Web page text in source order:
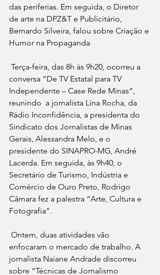
das periferias. Em seguida, o Diretor
de arte na DPZ&T e Publicitário,
Bernardo Silveira, falou sobre Criação e
Humor na Propaganda
conversa “De TV Estatal para TV
Independente – Case Rede Minas”,
reunindo  a jornalista Lina Rocha, da
Rádio Inconfidência, a presidenta do
Sindicato dos Jornalistas de Minas
Gerais, Alessandra Melo, e o
presidente do SINAPRO-MG, André
Lacerda. Em seguida, às 9h40, o
Secretário de Turismo, Indústria e
Comércio de Ouro Preto, Rodrigo
Câmara fez a palestra “Arte, Cultura e
Fotografia”.
enfocaram o mercado de trabalho. A
jornalista Naiane Andrade discorreu
sobre “Técnicas de Jornalismo